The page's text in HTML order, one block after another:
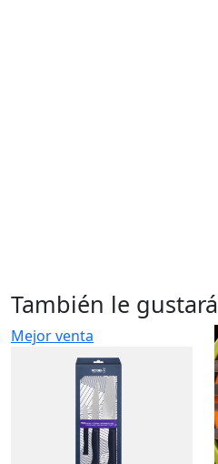
También le gustará
Mejor venta